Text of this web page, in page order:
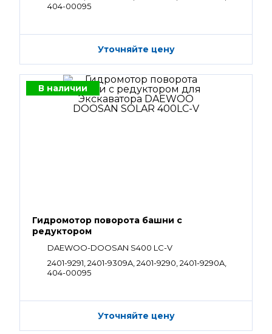
404-00095
Уточняйте цену
В наличии
Гидромотор поворота башни с
редуктором
DAEWOO-DOOSAN S400 LC-V
2401-9291, 2401-9309A, 2401-9290, 2401-9290A,
404-00095
Уточняйте цену